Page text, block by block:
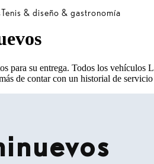
Tenis & diseño & gastronomía
para su entrega. Todos los vehículos
de contar con un historial de